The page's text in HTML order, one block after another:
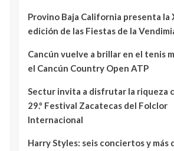
Provino Baja California presenta la
edición de las Fiestas de la
Cancún vuelve a brillar en el tenis
el Cancún Country Open ATP
Sectur invita a disfrutar la riqueza
29.º Festival Zacatecas del Folclor
Internacional
Harry Styles: seis conciertos y más